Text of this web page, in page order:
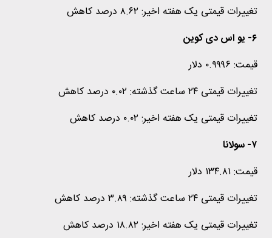
تغییرات قیمتی یک هفته اخیر: ۸.۶۲ درصد کاهش
۶- یو اس دی کوین
قیمت: ۰.۹۹۹۶ دلار
تغییرات قیمتی ۲۴ ساعت گذشته: ۰.۰۲ درصد کاهش
تغییرات قیمتی یک هفته اخیر: ۰.۰۲ درصد کاهش
۷- سولانا
قیمت: ۱۳۴.۸۱ دلار
تغییرات قیمتی ۲۴ ساعت گذشته: ۳.۸۹ درصد کاهش
تغییرات قیمتی یک هفته اخیر: ۱۸.۸۲ درصد کاهش